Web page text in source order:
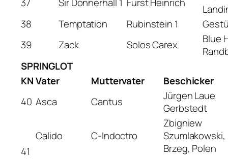
38
Temptation Rubinstein 1
39
Zack Solos Carex
Blue
SPRINGLOT
KNVater Muttervater
Beschicker
40 Asca Cantus
Jürgen Laue
Gerbstedt
41
Calido C-Indoctro
Zbigniew
Szumlakowski,
Brzeg, Polen